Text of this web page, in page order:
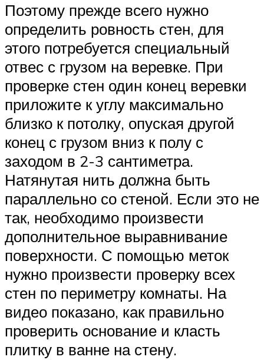
Поэтому прежде всего нужно
определить ровность стен, для
этого потребуется специальный
отвес с грузом на веревке. При
проверке стен один конец веревки
приложите к углу максимально
близко к потолку, опуская другой
конец с грузом вниз к полу с
заходом в 2-3 сантиметра.
Натянутая нить должна быть
параллельно со стеной. Если это не
так, необходимо произвести
дополнительное выравнивание
поверхности. С помощью меток
нужно произвести проверку всех
стен по периметру комнаты. На
видео показано, как правильно
проверить основание и класть
плитку в ванне на стену.